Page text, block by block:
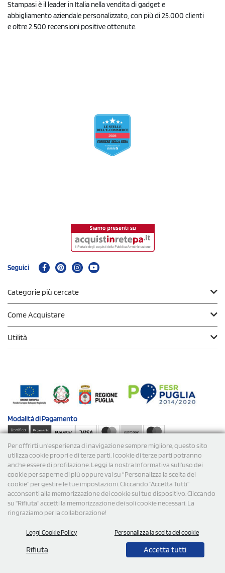
Per offrirti un'esperienza di navigazione sempre migliore, questo sito
utilizza cookie propri e di terze parti. I cookie di terze parti potranno
anche essere di profilazione. Leggi la nostra Informativa sull’uso dei
cookie per saperne di più oppure vai su “Personalizza la scelta dei
cookie” per gestire le tue impostazioni. Cliccando "Accetta Tutti"
acconsenti alla memorizzazione dei cookie sul tuo dispositivo. Cliccando
su "Rifiuta" accetti la memorizzazione dei soli cookie necessari. La
ringraziamo per la collaborazione!
Leggi Cookie Policy Personalizza la scelta dei cookie
Rifiuta Accetta tutti
0,00
Stampasi è il leader in Italia nella vendita di gadget e
abbigliamento aziendale personalizzato, con più di 25.000 clienti
e oltre 2.500 recensioni positive ottenute.
Seguici
Categorie più cercate
Come Acquistare
Utilità
Modalità diPagamento
Spedizioni
P.Iva/C.F. 09734470967 - N° Rea MI-2110632